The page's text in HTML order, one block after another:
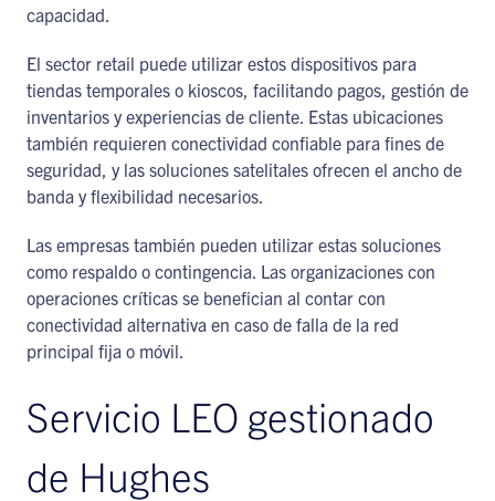
capacidad.
El sector retail puede utilizar estos dispositivos para
tiendas temporales o kioscos, facilitando pagos, gestión de
inventarios y experiencias de cliente. Estas ubicaciones
también requieren conectividad confiable para fines de
seguridad, y las soluciones satelitales ofrecen el ancho de
banda y flexibilidad necesarios.
Las empresas también pueden utilizar estas soluciones
como respaldo o contingencia. Las organizaciones con
operaciones críticas se benefician al contar con
conectividad alternativa en caso de falla de la red
principal fija o móvil.
Servicio LEO gestionado
de Hughes